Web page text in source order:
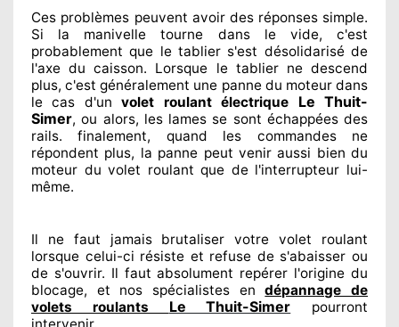
Ces problèmes peuvent avoir des réponses simple.
Si la manivelle tourne dans le vide, c'est
probablement que le tablier s'est désolidariséde
l'axe du caisson. Lorsque le tablier ne descend
plus, c'est généralement une panne du moteur dans
le cas d'unvolet roulant électrique Le Thuit-
Simer, ou alors, les lames se sont échappéesdes
rails. finalement, quand les commandes ne
répondent plus, la panne peut venir aussi bien du
moteur du volet roulant que de l'interrupteur lui-
même.
Il ne faut jamais brutaliser votre volet roulant
lorsque celui-ci résiste et refuse de s'abaisser ou
de s'ouvrir. Il faut absolument repérer l'origine du
blocage, et nos spécialistes endépannage de
volets roulants Le Thuit-Simer
pourront
intervenir.